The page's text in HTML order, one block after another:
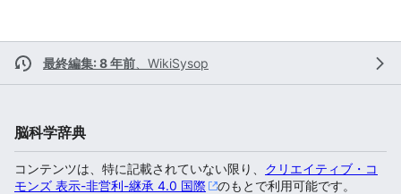
最終編集: 8 年前 WikiSysop
脳科学辞典
コンテンツは、特に記載されていない限り、 クリエイティブ・コ
モンズ 表示-非営利-継承 4.0 国際
のもとで利用可能です。